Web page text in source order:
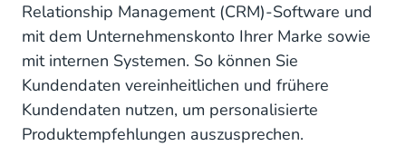
Relationship Management (CRM)-Software und
mit dem Unternehmenskonto Ihrer Marke sowie
mit internen Systemen. So können Sie
Kundendaten vereinheitlichen und frühere
Kundendaten nutzen, um personalisierte
Produktempfehlungen auszusprechen.